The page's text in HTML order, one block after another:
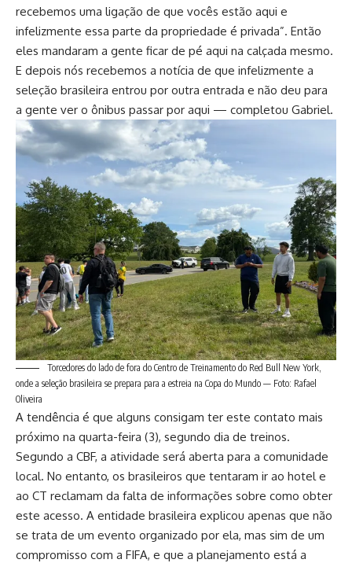
recebemos uma ligação de que vocês estão aqui e
infelizmente essa parte da propriedade é privada”. Então
eles mandaram a gente ficar de pé aqui na calçada mesmo.
E depois nós recebemos a notícia de que infelizmente a
seleção brasileira entrou por outra entrada e não deu para
a gente ver o ônibus passar por aqui — completou Gabriel.
Torcedores do lado de fora do Centro de Treinamento do Red Bull New York,
onde a seleção brasileira se prepara para a estreia na Copa do Mundo — Foto: Rafael
Oliveira
A tendência é que alguns consigam ter este contato mais
próximo na quarta-feira (3), segundo dia de treinos.
Segundo a CBF, a atividade será aberta para a comunidade
local. No entanto, os brasileiros que tentaram ir ao hotel e
ao CT reclamam da falta de informações sobre como obter
este acesso. A entidade brasileira explicou apenas que não
se trata de um evento organizado por ela, mas sim de um
compromisso com a FIFA, e que a planejamento está a